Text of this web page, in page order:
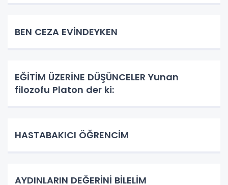
BEN CEZA EVİNDEYKEN
EĞİTİM ÜZERİNE DÜŞÜNCELER Yunan
filozofu Platon der ki:
HASTABAKICI ÖĞRENCİM
AYDINLARIN DEĞERİNİ BİLELİM